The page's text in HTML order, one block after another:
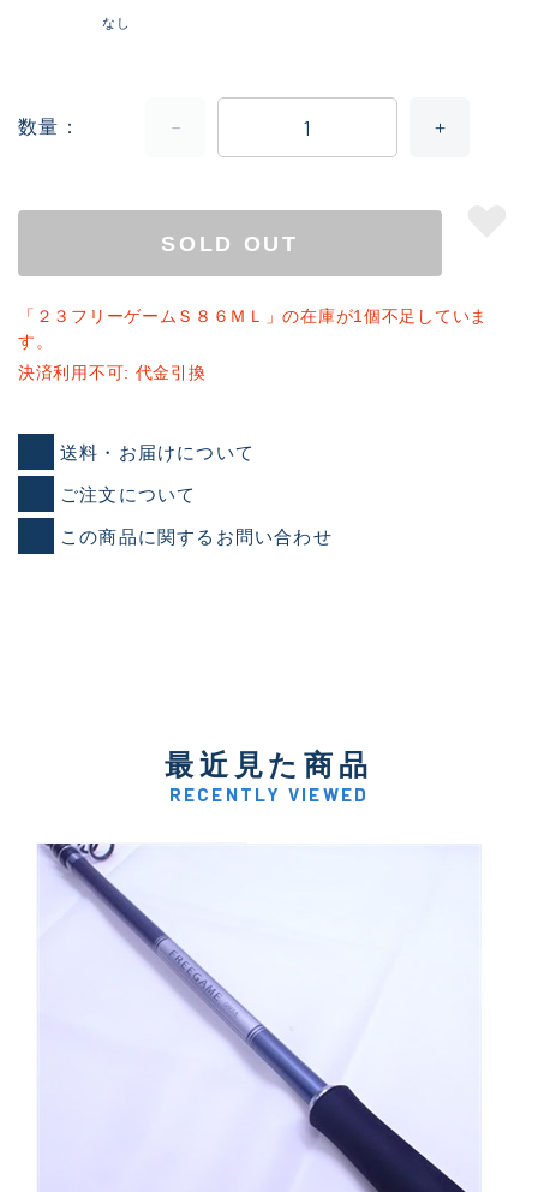
なし
数量
SOLD OUT
「２３フリーゲームＳ８６ＭＬ」の在庫が1個不足していま
す。
決済利用不可: 代金引換
送料・お届けについて
ご注文について
この商品に関するお問い合わせ
最近見た商品
RECENTLY VIEWED